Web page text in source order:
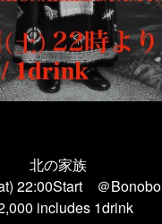
北の家族
22:00Start ＠Bonobo
includes 1drink